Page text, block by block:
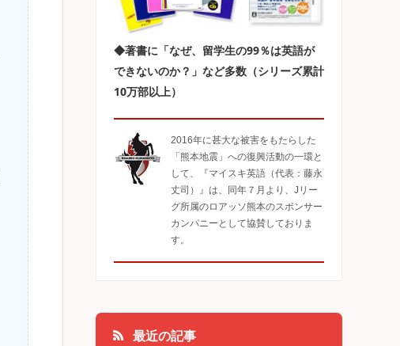
◆著書に「なぜ、留学生の99％は英語が
できないのか？」など多数（シリーズ累計
10万部以上）
2016年に甚大な被害をもたらした
「熊本地震」への復興活動の一環と
して、『マイスキ英語（代表：藤永
丈司）』は、同年７月より、Jリー
グ所属のロアッソ熊本のスポンサー
カンパニーとして協賛しておりま
す。
最近の記事